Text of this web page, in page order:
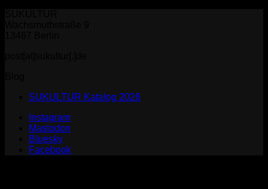
SUKULTUR Katalog 2026
Instagram
Mastodon
Bluesky
Facebook